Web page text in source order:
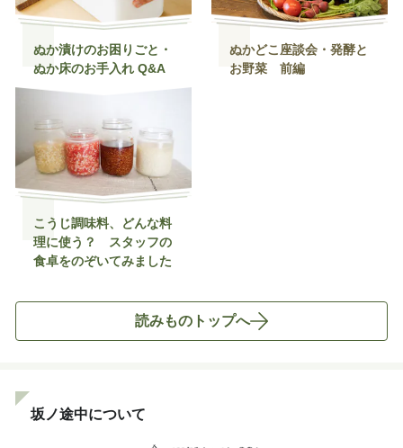
ぬか漬けのお困りごと・
ぬか床のお手入れ Q&A
ぬかどこ座談会・発酵と
お野菜 前編
こうじ調味料、どんな料
理に使う？ スタッフの
食卓をのぞいてみました
読みものトップへ
坂ノ途中について